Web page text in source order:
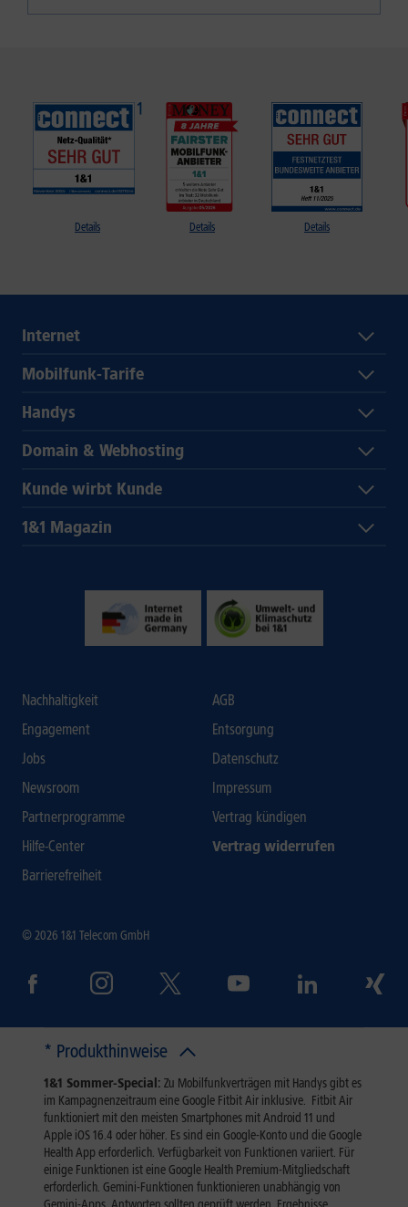
Details Details Details
Internet
Mobilfunk-Tarife
Handys
Domain & Webhosting
Kunde wirbt Kunde
1&1 Magazin
Nachhaltigkeit
Engagement
Jobs
Newsroom
Partnerprogramme
Hilfe-Center
Barrierefreiheit
AGB
Entsorgung
Datenschutz
Impressum
Vertrag kündigen
Vertrag widerrufen
© 2026 1&1 Telecom GmbH